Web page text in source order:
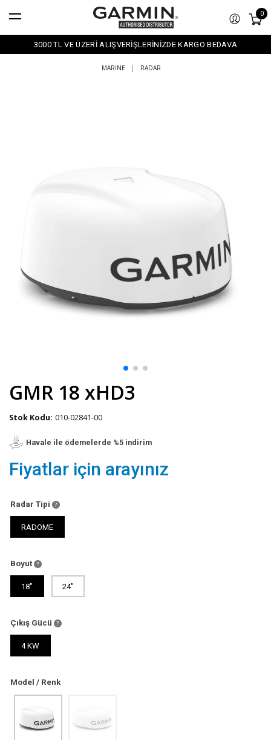
0
3000 TL VE ÜZERİ ALIŞVERİŞLERİNİZDE KARGO BEDAVA
MARINE | RADAR
GMR 18 xHD3
Stok Kodu: 010-02841-00
Havale ile ödemelerde %5 indirim
Fiyatlar için arayınız
Radar Tipi
RADOME
Boyut
18" 24"
Çıkış Gücü
4 KW
Model / Renk